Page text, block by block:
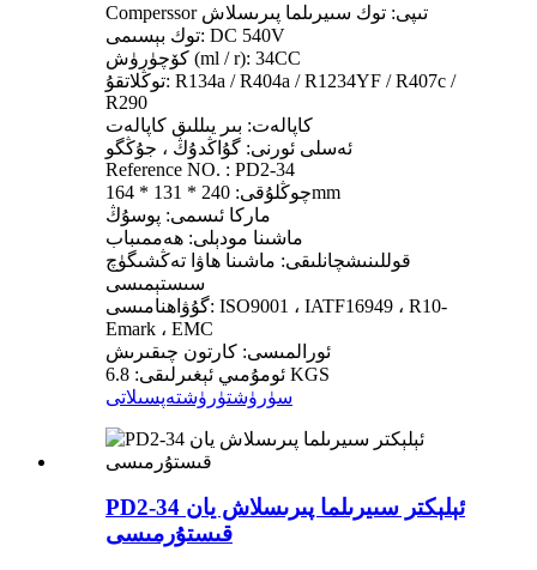
Comperssor تىپى: توك سىيرىلما پىرىسلاش
توك بېسىمى: DC 540V
كۆچۈرۈش (ml / r): 34CC
توڭلاتقۇ: R134a / R404a / R1234YF / R407c /
R290
كاپالەت: بىر يىللىق كاپالەت
ئەسلى ئورنى: گۇاڭدۇڭ ، جۇڭگو
Reference NO. : PD2-34
چوڭلۇقى: 240 * 131 * 164mm
ماركا ئىسمى: پوسۇڭ
ماشىنا مودېلى: ھەممىباب
قوللىنىشچانلىقى: ماشىنا ھاۋا تەڭشىگۈچ
سىستېمىسى
گۇۋاھنامىسى: ISO9001 ، IATF16949 ، R10-
Emark ، EMC
ئورالمىسى: كارتون چىقىرىش
ئومۇمىي ئېغىرلىقى: 6.8 KGS
سۈرۈشتۈرۈشتەپسىلاتى
PD2-34 ئېلېكتر سىيرىلما پىرىسلاش يان
قىستۇرمىسى